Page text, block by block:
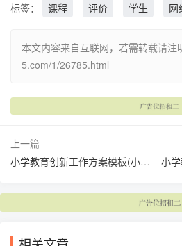
标签： 课程 评价 学生 网
本文内容来自互联网，若需转载请注
5.com/1/26785.html
上一篇
小学教育创新工作方案模板(小学创新教育活动方案)